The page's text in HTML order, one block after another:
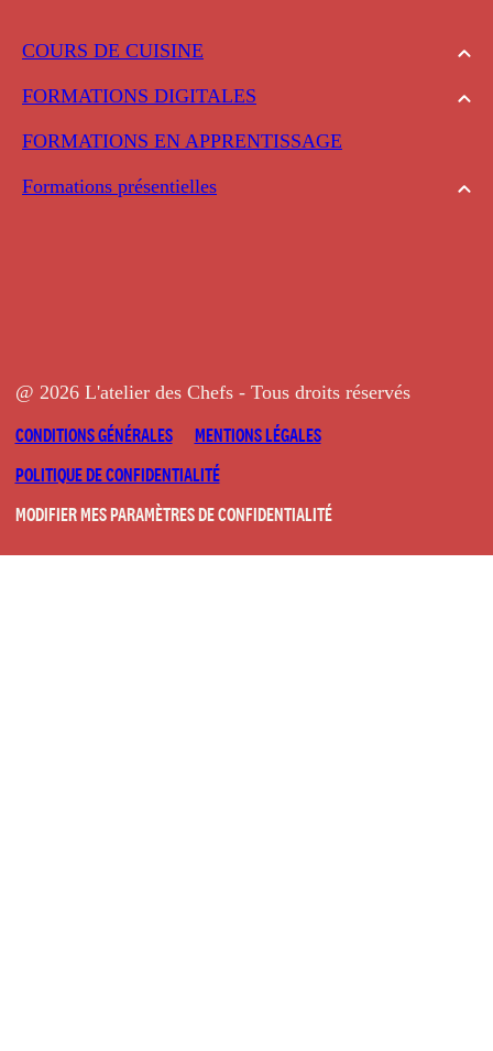
COURS DE CUISINE
FORMATIONS DIGITALES
FORMATIONS EN APPRENTISSAGE
Formations présentielles
@ 2026 L'atelier des Chefs - Tous droits réservés
CONDITIONS GÉNÉRALES
MENTIONS LÉGALES
POLITIQUE DE CONFIDENTIALITÉ
MODIFIER MES PARAMÈTRES DE CONFIDENTIALITÉ